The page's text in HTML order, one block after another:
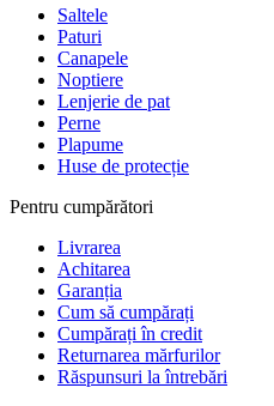
Saltele
Paturi
Canapele
Noptiere
Lenjerie de pat
Perne
Plapume
Huse de protecție
Pentru cumpărători
Livrarea
Achitarea
Garanția
Cum să cumpărați
Cumpărați în credit
Returnarea mărfurilor
Răspunsuri la întrebări